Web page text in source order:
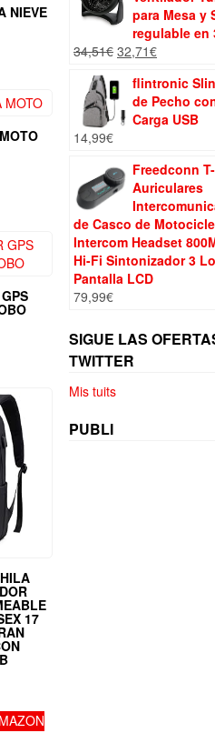
NIEVE
17
39,99€.35,00€.
para Mesa y
regulable en
34,51€ El
original
era:
34,51€.
32,71€El
actual
es:
32,71€.
flintronic
de Pecho
Carga USB
14,99€
Freedconn
Auriculares
de Casco de
Intercom Headset
Hi-Fi Sintonizador 3
Pantalla LCD
79,99€
SIGUE LAS
TWITTER
Mis tuits
PUBLI